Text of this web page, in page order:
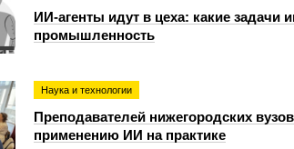
ИИ-агенты идут в цеха: какие задачи
промышленность
Наука и технологии
Преподавателей нижегородских
применению ИИ на практике